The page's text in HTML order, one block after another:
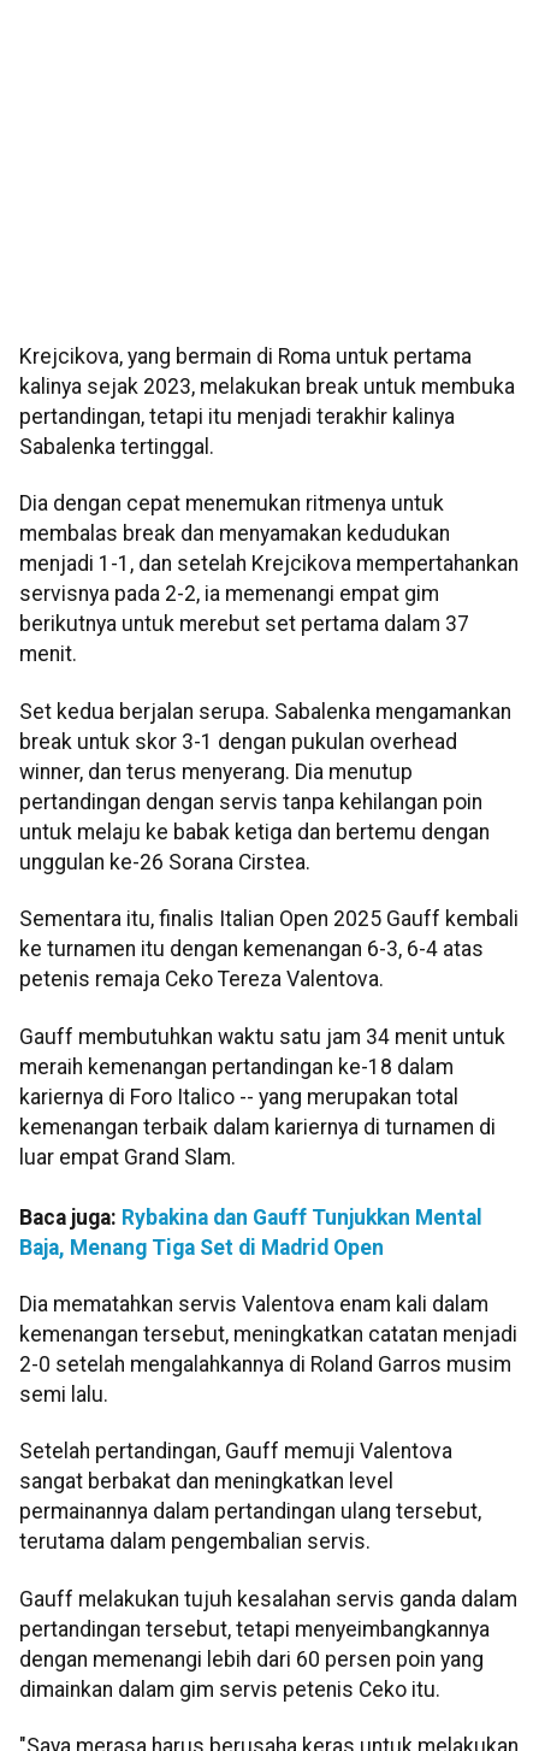
Krejcikova, yang bermain di Roma untuk pertama
kalinya sejak 2023, melakukan break untuk membuka
pertandingan, tetapi itu menjadi terakhir kalinya
Sabalenka tertinggal.
Dia dengan cepat menemukan ritmenya untuk
membalas break dan menyamakan kedudukan
menjadi 1-1, dan setelah Krejcikova mempertahankan
servisnya pada 2-2, ia memenangi empat gim
berikutnya untuk merebut set pertama dalam 37
menit.
Set kedua berjalan serupa. Sabalenka mengamankan
break untuk skor 3-1 dengan pukulan overhead
winner, dan terus menyerang. Dia menutup
pertandingan dengan servis tanpa kehilangan poin
untuk melaju ke babak ketiga dan bertemu dengan
unggulan ke-26 Sorana Cirstea.
Sementara itu, finalis Italian Open 2025 Gauff kembali
ke turnamen itu dengan kemenangan 6-3, 6-4 atas
petenis remaja Ceko Tereza Valentova.
Gauff membutuhkan waktu satu jam 34 menit untuk
meraih kemenangan pertandingan ke-18 dalam
kariernya di Foro Italico -- yang merupakan total
kemenangan terbaik dalam kariernya di turnamen di
luar empat Grand Slam.
Baca juga: Rybakina dan Gauff Tunjukkan Mental
Baja, Menang Tiga Set di Madrid Open
Dia mematahkan servis Valentova enam kali dalam
kemenangan tersebut, meningkatkan catatan menjadi
2-0 setelah mengalahkannya di Roland Garros musim
semi lalu.
Setelah pertandingan, Gauff memuji Valentova
sangat berbakat dan meningkatkan level
permainannya dalam pertandingan ulang tersebut,
terutama dalam pengembalian servis.
Gauff melakukan tujuh kesalahan servis ganda dalam
pertandingan tersebut, tetapi menyeimbangkannya
dengan memenangi lebih dari 60 persen poin yang
dimainkan dalam gim servis petenis Ceko itu.